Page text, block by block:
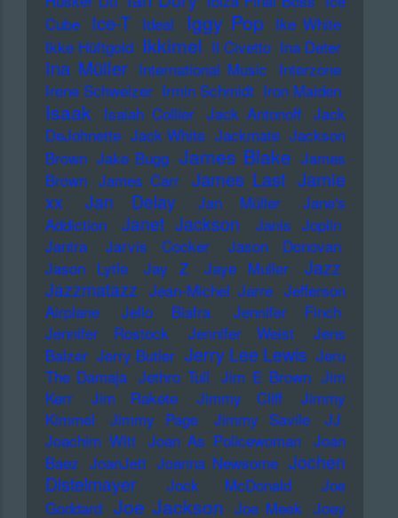
Cube
Ice-T Ideal Iggy Pop Ike White
Ikke Hüftgold Ikkimel Il Civetto Ina Deter
Ina Müller International Music Interzone
Irene Schweizer Irmin Schmidt Iron Maiden
Isaak Isaiah Collier Jack Antonoff Jack
DeJohnette Jack White Jackmate Jackson
Brown Jake Bugg James Blake James
Brown James Carr James Last Jamie
xx
Jan Delay Jan Müller
Jane's
Addiction
Janet Jackson
Janis Joplin
Jantra
Jarvis Cocker
Jason Donovan
Jason Lytle
Jay Z Jaye Muller
Jazz
Jazzmatazz Jean-Michel Jarre Jefferson
Airplane
Jello Biafra
Jennifer Finch
Jennifer Rostock
Jennifer Weist
Jens
Balzer Jerry Butler Jerry Lee Lewis Jeru
The Damaja Jethro Tull Jim E Brown Jim
Kerr
Jim Rakete Jimmy Cliff
Jimmy
Kimmel
Jimmy Page Jimmy Savile
JJ
Joachim Witt Joan As Policewoman Joan
Baez JoanJett Joanna Newsome Jochen
Distelmayer
Jock McDonald
Joe
Goddard Joe Jackson Joe Meek Joey